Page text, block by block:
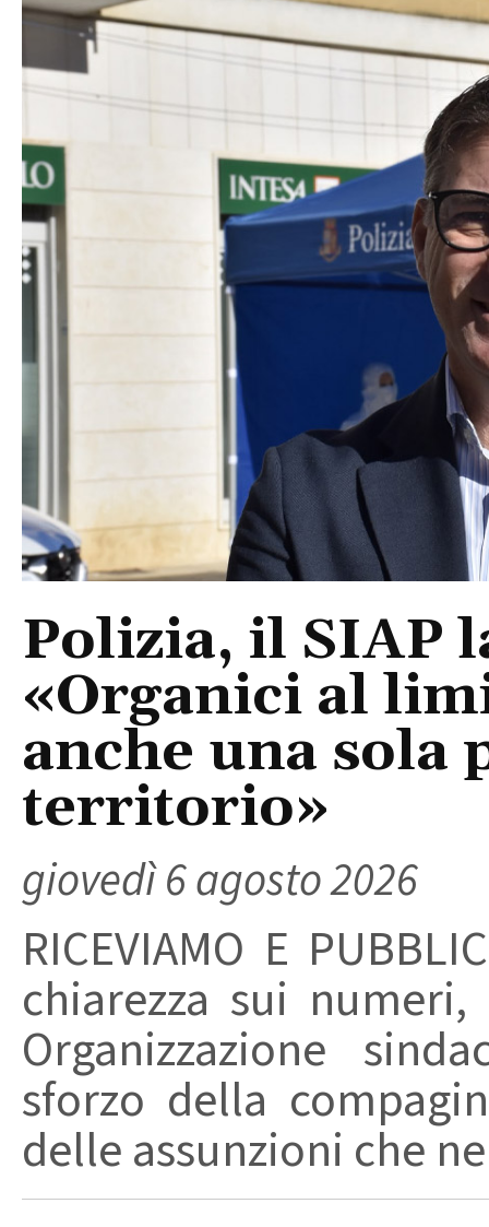
Polizia, il SIAP
«Organici al
anche una sola
territorio»
giovedì 6 agosto 2026
RICEVIAMO E
chiarezza sui
Organizzazione
sforzo della
delle assunzioni che